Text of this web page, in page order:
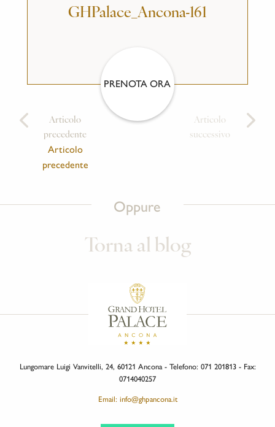
GHPalace_Ancona-161
PRENOTA ORA
Articolo
precedente
Articolo
precedente
Articolo
successivo
Oppure
Torna al blog
Lungomare Luigi Vanvitelli, 24, 60121 Ancona - Telefono: 071 201813 - Fax:
0714040257
Email: info@ghpancona.it